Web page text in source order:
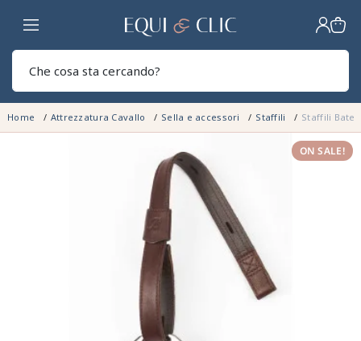
Casa
Home Attrezzatura Cavallo Sella e accessori Staffili Staffili
ON SALE!